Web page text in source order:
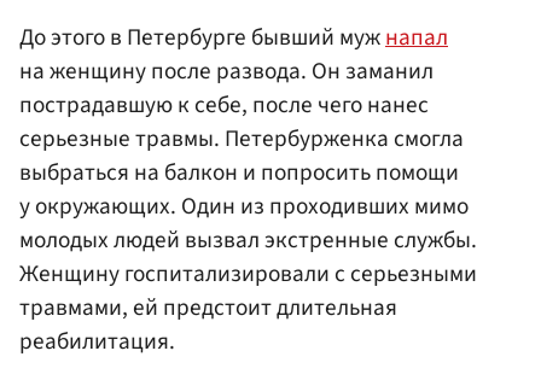
До этого в Петербурге бывший мужнапал
на женщину после развода. Он заманил
пострадавшую к себе, после чего нанес
серьезные травмы. Петербурженка смогла
выбраться на балкон и попросить помощи
у окружающих. Один из проходивших мимо
молодых людей вызвал экстренные службы.
Женщину госпитализировали с серьезными
травмами, ей предстоит длительная
реабилитация.